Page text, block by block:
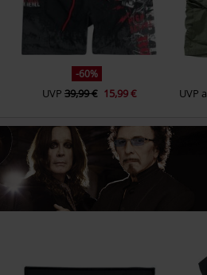
-60%
UVP 39,99 € 15,99 € UVP